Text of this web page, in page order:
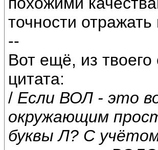
точности
--
Вот ещё, из
цитата:
/ Если ВОЛ - это
окружающим
буквы Л? С